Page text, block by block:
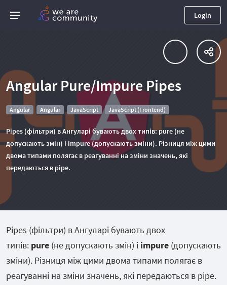
Login
Angular Pure/Impure Pipes
Angular Angular JavaScript JavaScript (Frontend)
Pipes (фільтри) в Ангуларі бувають двох типів: pure (не
допускають змін) і impure (допускають зміни). Різниця між цими
двома типами полягає в реагуванні на зміни значень, які
передаються в pipe.
Pipes (фільтри) в Ангуларі бувають двох
типів: pure (не допускають змін) і impure (допускають
зміни). Різниця між цими двома типами полягає в
реагуванні на зміни значень, які передаються в pipe.